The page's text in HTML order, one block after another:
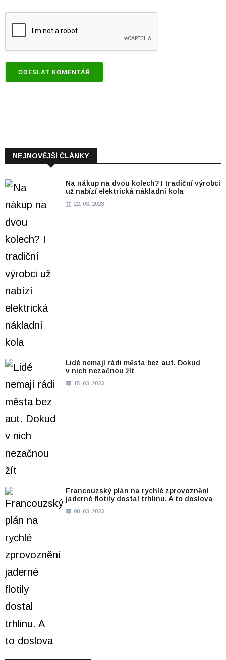
NEJNOVĚJŠÍ ČLÁNKY
Na nákup na dvou kolech? I tradiční výrobci
už nabízí elektrická nákladní kola
22. 03. 2023
Lidé nemají rádi města bez aut. Dokud
v nich nezačnou žít
15. 03. 2023
Francouzský plán na rychlé zprovoznění
jaderné flotily dostal trhlinu. A to doslova
08. 03. 2023